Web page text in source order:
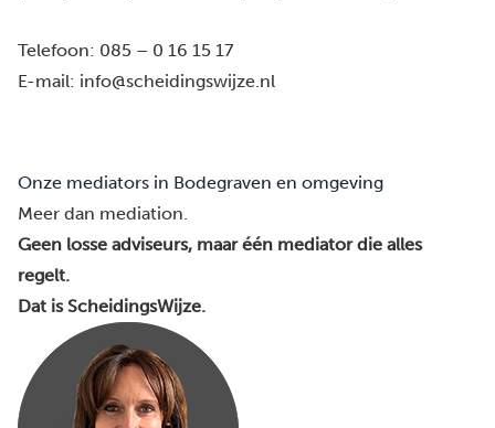
Telefoon: 085 – 0 16 15 17
E-mail: info@scheidingswijze.nl
Onze mediators in Bodegraven en omgeving
Meer dan mediation.
Geen losse adviseurs, maar één mediator die alles
regelt.
Dat is ScheidingsWijze.